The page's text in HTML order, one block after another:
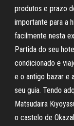
produtos e prazo
importante para a
facilmente nesta
Partida do seu
condicionado e
e o antigo bazar e
seu guia. Tendo
Matsudaira
o castelo de